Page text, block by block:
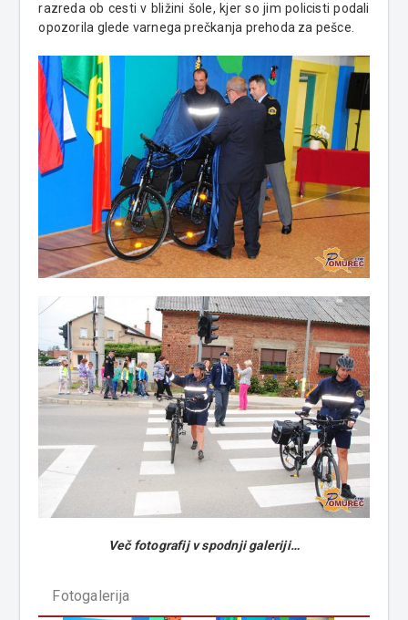
razreda ob cesti v bližini šole, kjer so jim policisti podali
opozorila glede varnega prečkanja prehoda za pešce.
Več fotografij v spodnji galeriji…
Fotogalerija